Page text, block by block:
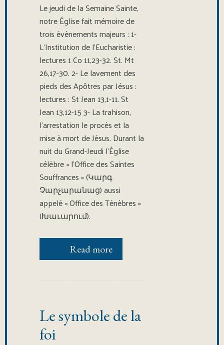
Le jeudi de la Semaine Sainte,
notre Église fait mémoire de
trois évènements majeurs : 1-
L’Institution de l’Eucharistie :
lectures 1 Co 11,23-32. St. Mt
26,17-30. 2- Le lavement des
pieds des Apôtres par Jésus :
lectures : St Jean 13,1-11. St
Jean 13,12-15 3- La trahison,
l’arrestation le procès et la
mise à mort de Jésus. Durant la
nuit du Grand-Jeudi l’Église
célèbre « l’Office des Saintes
Souffrances » (Կարգ
Չարչարանաց) aussi
appelé « Office des Ténèbres »
(Խաւարում).
Read more
Le symbole de la
foi